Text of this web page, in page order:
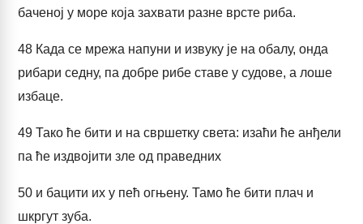
баченој у море која захвати разне врсте риба.
48 Када се мрежа напуни и извуку је на обалу, онда
рибари седну, па добре рибе ставе у судове, а лоше
избаце.
49 Тако ће бити и на свршетку света: изаћи ће анђели
па ће издвојити зле од праведних
50 и бацити их у пећ огњену. Тамо ће бити плач и
шкргут зуба.